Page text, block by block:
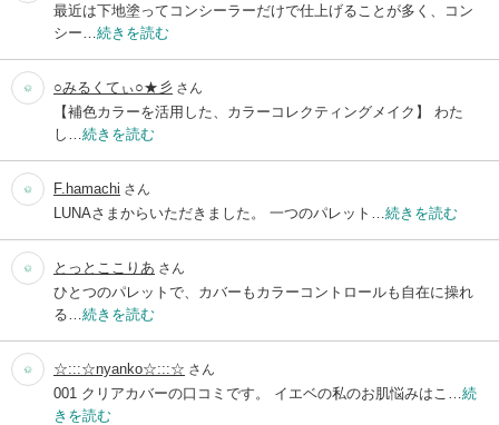
最近は下地塗ってコンシーラーだけで仕上げることが多く、コン
シー… 続きを読む
○みるくてぃ○★彡 さん
【補色カラーを活用した、カラーコレクティングメイク】 わた
し… 続きを読む
F.hamachi さん
LUNAさまからいただきました。 一つのパレット… 続きを読む
とっとここりあ さん
ひとつのパレットで、カバーもカラーコントロールも自在に操れ
る… 続きを読む
☆:::☆nyanko☆:::☆ さん
001 クリアカバーの口コミです。 イエベの私のお肌悩みはこ… 続
きを読む